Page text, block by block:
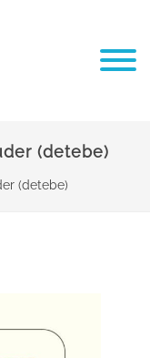
(detebe)
(detebe)